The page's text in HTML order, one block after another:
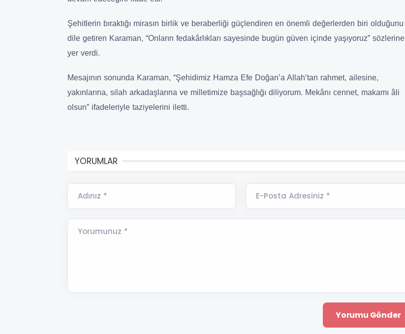
Şehitlerin bıraktığı mirasın birlik ve beraberliği güçlendiren en önemli değerlerden biri olduğunu
dile getiren Karaman, “Onların fedakârlıkları sayesinde bugün güven içinde yaşıyoruz” sözlerine
yer verdi.
Mesajının sonunda Karaman, “Şehidimiz Hamza Efe Doğan’a Allah’tan rahmet, ailesine,
yakınlarına, silah arkadaşlarına ve milletimize başsağlığı diliyorum. Mekânı cennet, makamı âli
olsun” ifadeleriyle taziyelerini iletti.
YORUMLAR
Adınız * E-Posta Adresiniz *
Yorumunuz *